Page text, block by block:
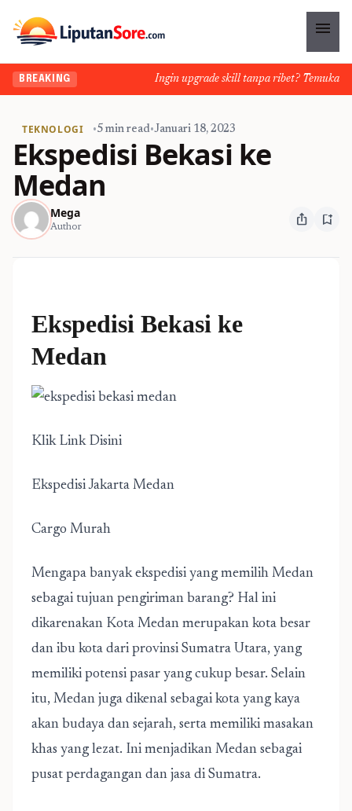
menu
BREAKING Ingin upgrade skill tanpa ribet? Temukan
TEKNOLOGI •5 min read•Januari 18, 2023
Ekspedisi Bekasi ke
Medan
Mega
Author ios_share bookmark_add
Ekspedisi Bekasi ke
Medan
Klik Link Disini
Ekspedisi Jakarta Medan
Cargo Murah
Mengapa banyak ekspedisi yang memilih Medan
sebagai tujuan pengiriman barang? Hal ini
dikarenakan Kota Medan merupakan kota besar
dan ibu kota dari provinsi Sumatra Utara, yang
memiliki potensi pasar yang cukup besar. Selain
itu, Medan juga dikenal sebagai kota yang kaya
akan budaya dan sejarah, serta memiliki masakan
khas yang lezat. Ini menjadikan Medan sebagai
pusat perdagangan dan jasa di Sumatra.